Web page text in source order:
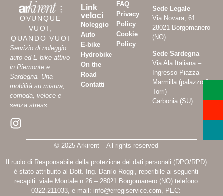
OVUNQUE
VUOI,
QUANDO VUOI
Servizio di noleggio
auto ed E-bike attivo
in Piemonte e
Sardegna. Una
mobilità su misura,
comoda, veloce e
senza stress.
Link
veloci
Noleggio
Auto
E-bike
Hydrobike
On the
Road
Contatti
FAQ
Privacy
Policy
Cookie
Policy
Sede Legale
Via Novara, 61
28021 Borgomanero
(NO)
Sede Sardegna
Via Ala Italiana –
Ingresso Piazza
Marmilla (palazzo 2
Torri)
Carbonia (SU)
© 2025 Arkirent – All rights reserved
Il ruolo di Responsabile della protezione dei dati personali (DPO/RPD)
è stato attribuito al Dott. Ing. Danilo Roggi, reperibile ai seguenti
recapiti: viale Montale n.26 – 28021 Borgomanero (NO) telefono
0322.211033, e-mail: info@erregiservice.com, PEC: